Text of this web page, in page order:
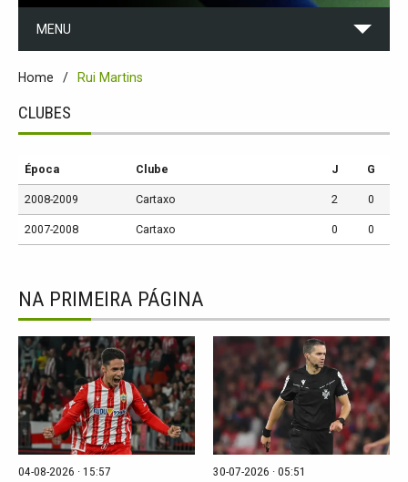
MENU
Home Rui Martins
CLUBES
Época Clube J G
2008-2009 Cartaxo 2 0
2007-2008 Cartaxo 0 0
NA PRIMEIRA PÁGINA
04-08-2026 · 15:57 30-07-2026 · 05:51